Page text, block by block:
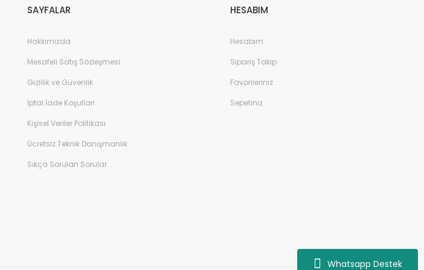
Whatsapp Destek
SAYFALAR
Hakkımızda
Mesafeli Satış Sözleşmesi
Gizlilik ve Güvenlik
İptal İade Koşullari
Kişisel Veriler Politikası
Ücretsiz Teknik Danışmanlık
Sıkça Sorulan Sorular
HESABIM
Hesabım
Sipariş Takip
Favorileriniz
Sepetiniz